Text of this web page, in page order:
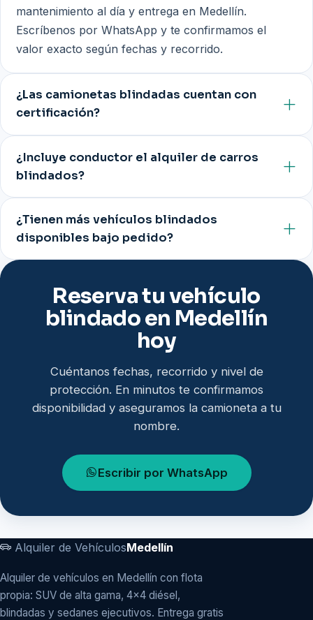
mantenimiento al día y entrega en Medellín.
Escríbenos por WhatsApp y te confirmamos el
valor exacto según fechas y recorrido.
¿Las camionetas blindadas cuentan con
certificación?
¿Incluye conductor el alquiler de carros
blindados?
¿Tienen más vehículos blindados
disponibles bajo pedido?
Reserva tu vehículo
blindado en Medellín
hoy
Cuéntanos fechas, recorrido y nivel de
protección. En minutos te confirmamos
disponibilidad y aseguramos la camioneta a tu
nombre.
Escribir por WhatsApp
Alquiler de VehículosMedellín
Alquiler de vehículos en Medellín con flota
propia: SUV de alta gama, 4x4 diésel,
blindadas y sedanes ejecutivos. Entrega gratis